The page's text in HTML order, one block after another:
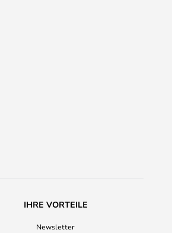
IHRE VORTEILE
Newsletter